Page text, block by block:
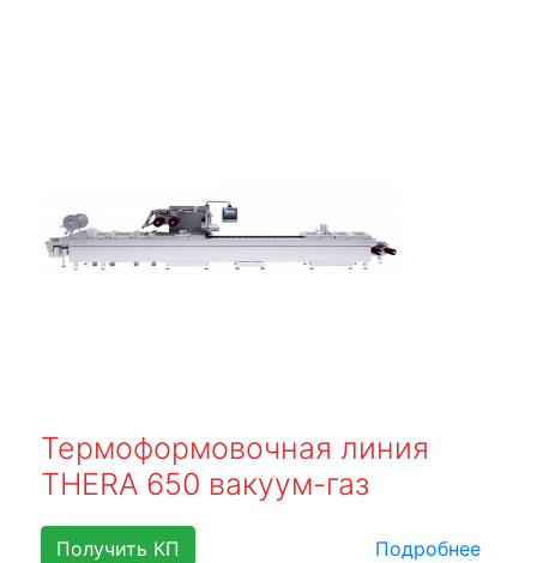
Термоформовочная линия
THERA 650 вакуум-газ
Получить КП Подробнее